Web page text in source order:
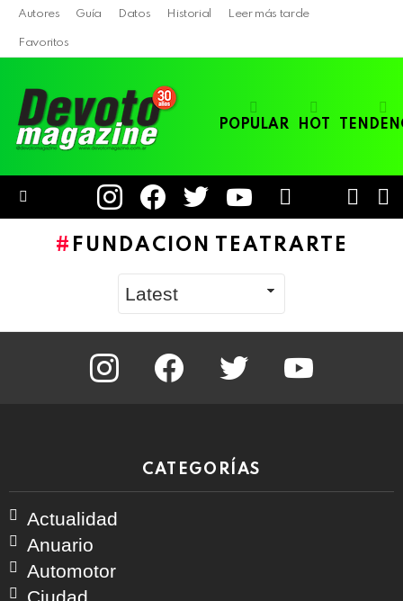
Autores Guía Datos Historial Leer más tarde
Favoritos
POPULAR HOT
instagramfacebooktwitter youtube
SKIN
FUNDACION TEATRARTE
instagram facebook twitter youtube
CATEGORÍAS
Actualidad
Anuario
Automotor